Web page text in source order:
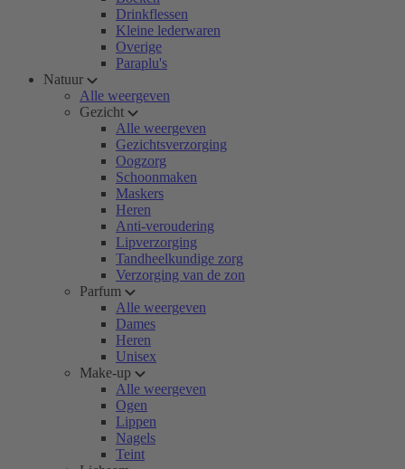
Drinkflessen
Kleine lederwaren
Overige
Paraplu's
Natuur
Alle weergeven
Gezicht
Alle weergeven
Gezichtsverzorging
Oogzorg
Schoonmaken
Maskers
Heren
Anti-veroudering
Lipverzorging
Tandheelkundige zorg
Verzorging van de zon
Parfum
Alle weergeven
Dames
Heren
Unisex
Make-up
Alle weergeven
Ogen
Lippen
Nagels
Teint